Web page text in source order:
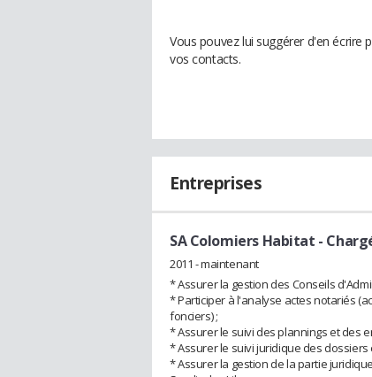
Vous pouvez lui suggérer d'en écrire
vos contacts.
Entreprises
SA Colomiers Habitat -
2011 - maintenant
* Assurer la gestion des Conseils
* Participer à l'analyse actes notariés
fonciers) ;
* Assurer le suivi des plannings et des
* Assurer le suivi juridique des
* Assurer la gestion de la partie